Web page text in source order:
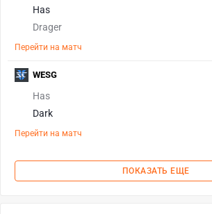
Has
Drager
Перейти на матч
Has
Dark
Перейти на матч
WESG
ПОКАЗАТЬ ЕЩЕ